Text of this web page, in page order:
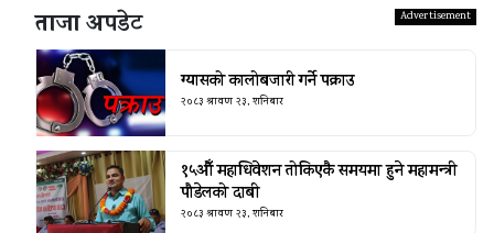
ताजा अपडेट
ग्यासको कालोबजारी गर्ने पक्राउ
२०८३ श्रावण २३, शनिबार
१५औँ महाधिवेशन तोकिएकै समयमा हुने महामन्त्री
पौडेलको दाबी
२०८३ श्रावण २३, शनिबार